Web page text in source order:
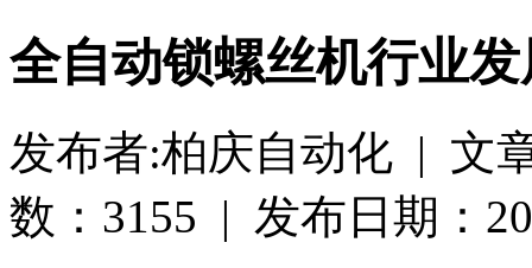
全自动锁螺丝机行业
发布者:柏庆自动化 | 文
数：3155 | 发布日期：